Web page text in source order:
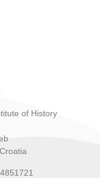
of History